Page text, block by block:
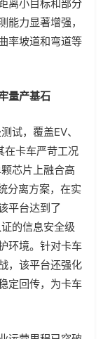
离小目标和部分
力显著增强，
率坡道和弯道等
量产基石
，覆盖EV、
在卡车严苛工况
芯片上融合高
分离方案，在实
平台达到了
的信息安全级
环境。针对卡车
，该平台还强化
定回传，为卡车